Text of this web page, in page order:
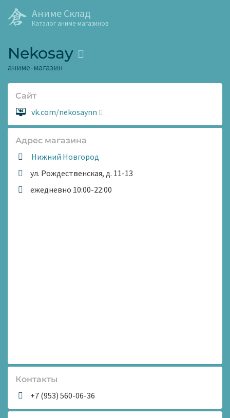
Аниме Склад
Каталог аниме-магазинов
Nekosay
аниме-магазин
Сайт
Сайт:
vk.com/nekosaynn
Адрес магазина
Нижний Новгород
ул. Рождественская, д. 11-13
Времяежедневно 10:00-22:00
Контакты
+7 (953) 560-06-36